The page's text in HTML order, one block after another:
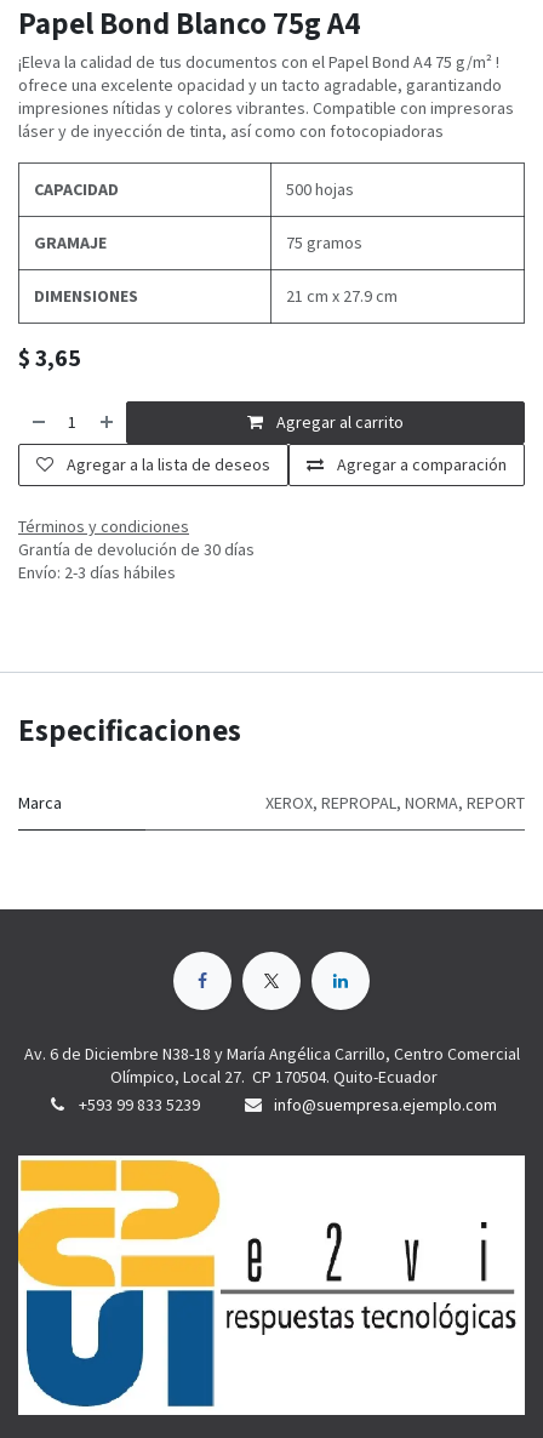
Papel Bond Blanco 75g A4
¡Eleva la calidad de tus documentos con el Papel Bond A4 75 g/m² !
ofrece una excelente opacidad y un tacto agradable, garantizando
impresiones nítidas y colores vibrantes. Compatible con impresoras
láser y de inyección de tinta, así como con fotocopiadoras
CAPACIDAD 500 hojas
GRAMAJE 75 gramos
DIMENSIONES 21 cm x 27.9 cm
$3,65
Agregar al carrito
Agregar a comparación
Agregar a la lista de deseos
Términos y condiciones
Grantía de devolución de 30 días
Envío: 2-3 días hábiles
Especificaciones
Marca XEROX, REPROPAL, NORMA, REPORT
Av. 6 de Diciembre N38-18 y María Angélica Carrillo, Centro Comercial
Olímpico, Local 27. CP 170504. Quito-Ecuador
+593 99 833 5239
info@suempresa.ejemplo.com